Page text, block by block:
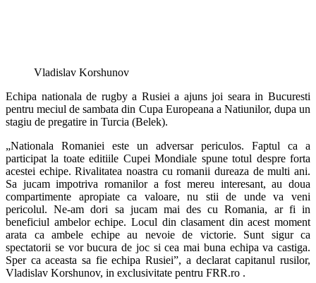
Vladislav Korshunov
Echipa nationala de rugby a Rusiei a ajuns joi seara in Bucuresti
pentru meciul de sambata din Cupa Europeana a Natiunilor, dupa un
stagiu de pregatire in Turcia (Belek).
„Nationala Romaniei este un adversar periculos. Faptul ca a
participat la toate editiile Cupei Mondiale spune totul despre forta
acestei echipe. Rivalitatea noastra cu romanii dureaza de multi ani.
Sa jucam impotriva romanilor a fost mereu interesant, au doua
compartimente apropiate ca valoare, nu stii de unde va veni
pericolul. Ne-am dori sa jucam mai des cu Romania, ar fi in
beneficiul ambelor echipe. Locul din clasament din acest moment
arata ca ambele echipe au nevoie de victorie. Sunt sigur ca
spectatorii se vor bucura de joc si cea mai buna echipa va castiga.
Sper ca aceasta sa fie echipa Rusiei”, a declarat capitanul rusilor,
Vladislav Korshunov, in exclusivitate pentru FRR.ro .